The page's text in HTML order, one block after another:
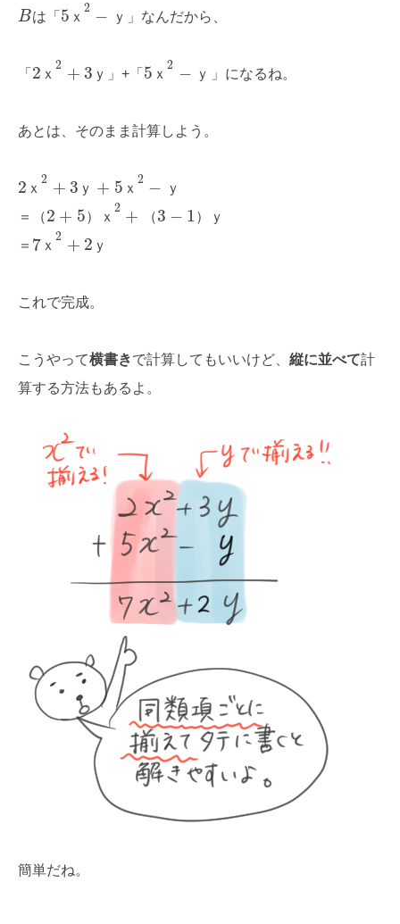
Bは「 5 ｘ
2 − ｙ 」なんだから、
「 2 ｘ
2 + 3 ｙ 」+「 5 ｘ
2 − ｙ 」になるね。
あとは、そのまま計算しよう。
2 ｘ
2 + 3 ｙ + 5 ｘ
2 − ｙ
＝
（2 + 5） ｘ
2 + （3 − 1）
ｙ
＝ 7 ｘ
2 + 2 ｙ
これで完成。
こうやって横書きで計算してもいいけど、 縦に並べて計
算する方法もあるよ。
簡単だね。